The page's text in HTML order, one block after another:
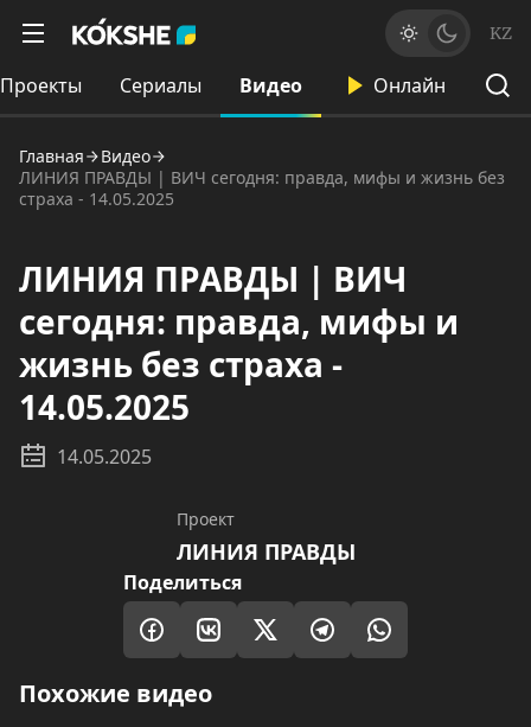
KZ
Проекты Сериалы Видео Онлайн
Главная
Видео
ЛИНИЯ ПРАВДЫ | ВИЧ сегодня: правда, мифы и жизнь без
страха - 14.05.2025
ЛИНИЯ ПРАВДЫ | ВИЧ
сегодня: правда, мифы и
жизнь без страха -
14.05.2025
14.05.2025
Проект
ЛИНИЯ ПРАВДЫ
Поделиться
Похожие видео